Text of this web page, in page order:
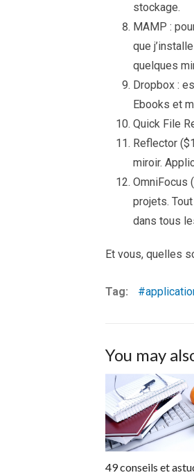
stockage.
MAMP :
que
quelques
Dropbox :
Ebooks et
Quick File
Reflector
miroir.
OmniFocus
projets.
dans tous
Et vous, quelles
Tag:
You may
49 conseils et